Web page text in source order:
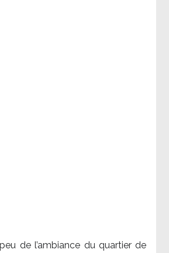
de l’ambiance du quartier de